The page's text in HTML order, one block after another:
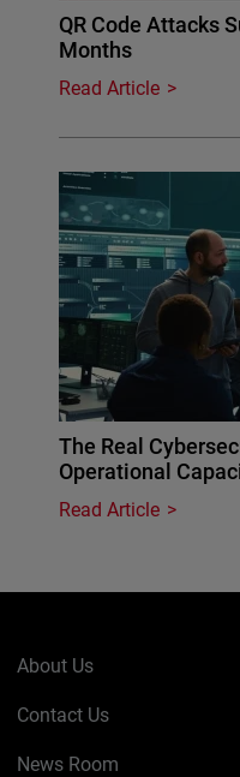
QR Code Attacks
Months
Read Article
The Real
Operational
Read Article
About Us
Contact Us
News Room